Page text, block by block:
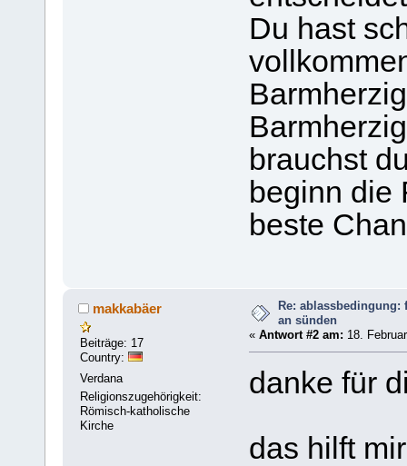
Du hast
brauchst
beginn die
beste
makkabäer
Beiträge: 17
Country:
Verdana
Religionszugehörigkeit:
Römisch-katholische
Kirche
Re:
an sünden
« Antwort #2 am: 18.
danke für
das hilft